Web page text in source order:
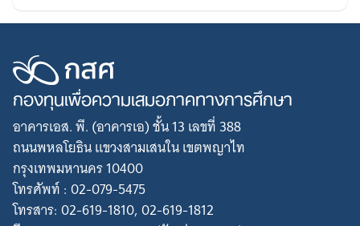
กองทุนเพื่อความเสมอภาคทางการศึกษา
อาคารเอส. พี. (อาคารเอ) ชั้น 13 เลขที่ 388
ถนนพหลโยธิน แขวงสามเสนใน เขตพญาไท
กรุงเทพมหานคร 10400
โทรศัพท์ : 02-079-5475
โทรสาร: 02-619-1810, 02-619-1812